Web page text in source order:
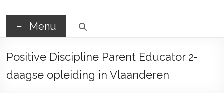
Discipline
Netwerk
Discipline
Professionals
Menu
Positive Discipline Parent Educator 2-
daagse opleiding in Vlaanderen